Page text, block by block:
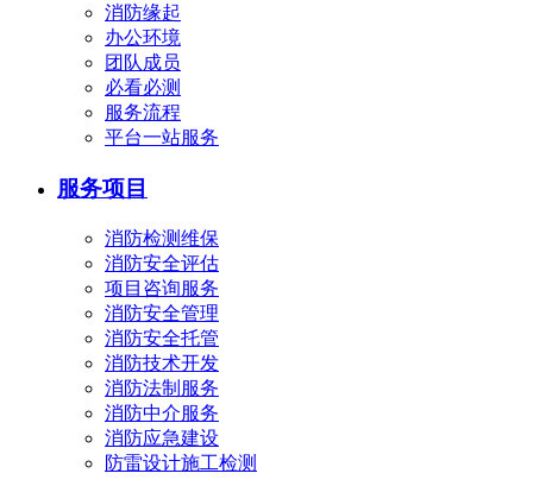
消防缘起
办公环境
团队成员
必看必测
服务流程
平台一站服务
服务项目
消防检测维保
消防安全评估
项目咨询服务
消防安全管理
消防安全托管
消防技术开发
消防法制服务
消防中介服务
消防应急建设
防雷设计施工检测